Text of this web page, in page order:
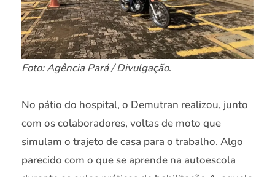
Foto: Agência Pará / Divulgação.
No pátio do hospital, o Demutran realizou, junto
com os colaboradores, voltas de moto que
simulam o trajeto de casa para o trabalho. Algo
parecido com o que se aprende na autoescola